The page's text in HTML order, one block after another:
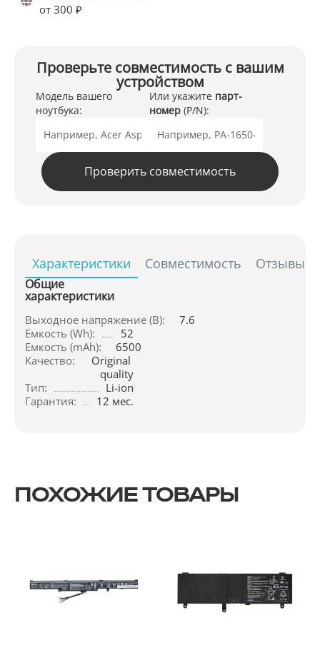
от 300 ₽
Проверьте совместимость с вашим
устройством
Модель вашего
ноутбука:
Или укажите парт-
номер (P/N):
Проверить совместимость
Характеристики Совместимость Отзывы
Общие
характеристики
Выходное напряжение (В):
7.6
Емкость (Wh):
52
Емкость (mAh):
6500
Качество:
Original
quality
Тип:
Li-ion
Гарантия:
12 мес.
ПОХОЖИЕ ТОВАРЫ